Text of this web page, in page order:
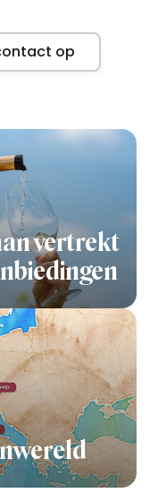
op
vertrekt